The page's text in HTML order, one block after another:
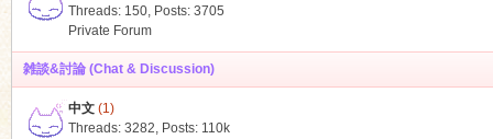
Threads: 150, Posts: 3705
Private Forum
雑談&討論 (Chat & Discussion)
中文(1)
Threads: 3282, Posts: 110k